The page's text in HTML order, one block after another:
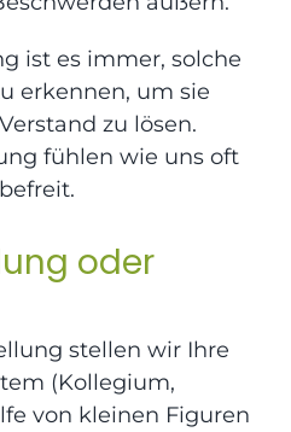
ist es immer, solche
erkennen, um sie
zu lösen.
fühlen wie uns oft
oder
stellen wir Ihre
(Kollegium,
von kleinen Figuren